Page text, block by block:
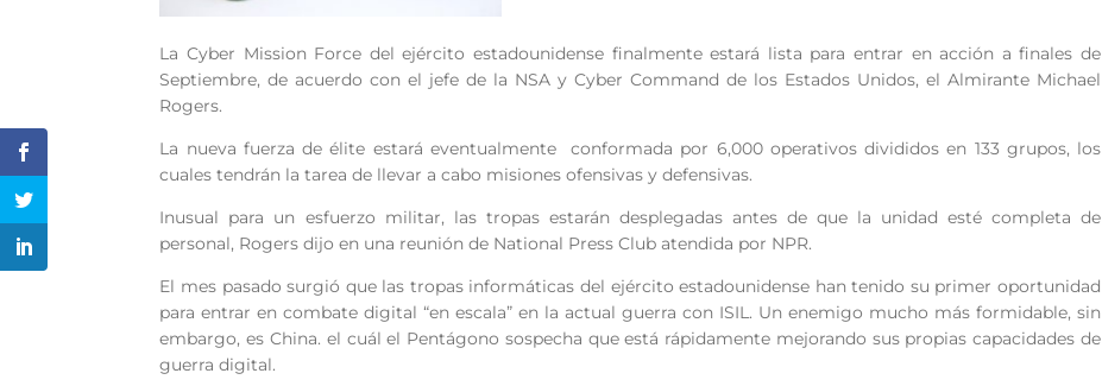
La Cyber Mission Force del ejército estadounidense finalmente estará lista para entrar en acción a finales de
Septiembre, de acuerdo con el jefe de la NSA y Cyber Command de los Estados Unidos, el Almirante Michael
Rogers.
La nueva fuerza de élite estará eventualmente conformada por 6,000 operativos divididos en 133 grupos, los
cuales tendrán la tarea de llevar a cabo misiones ofensivas y defensivas.
Inusual para un esfuerzo militar, las tropas estarán desplegadas antes de que la unidad esté completa de
personal, Rogers dijo en una reunión de National Press Club atendida por NPR.
El mes pasado surgió que las tropas informáticas del ejército estadounidense han tenido su primer oportunidad
para entrar en combate digital “en escala” en la actual guerra con ISIL. Un enemigo mucho más formidable, sin
embargo, es China. el cuál el Pentágono sospecha que está rápidamente mejorando sus propias capacidades de
guerra digital.